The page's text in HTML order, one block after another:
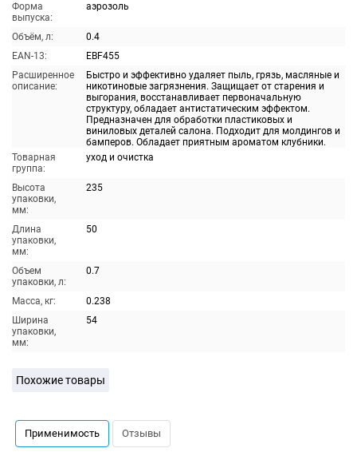
Форма
выпуска:
аэрозоль
Объём, л:
0.4
EAN-13:
EBF455
Расширенное
описание:
Быстро и эффективно удаляет пыль, грязь, масляные и
никотиновые загрязнения. Защищает от старения и
выгорания, восстанавливает первоначальную
структуру, обладает антистатическим эффектом.
Предназначен для обработки пластиковых и
виниловых деталей салона. Подходит для молдингов и
бамперов. Обладает приятным ароматом клубники.
Товарная
группа:
уход и очистка
Высота
упаковки,
мм:
235
Длина
упаковки,
мм:
50
Объем
упаковки, л:
0.7
Масса, кг:
0.238
Ширина
упаковки,
мм:
54
Похожие товары
Применимость Отзывы